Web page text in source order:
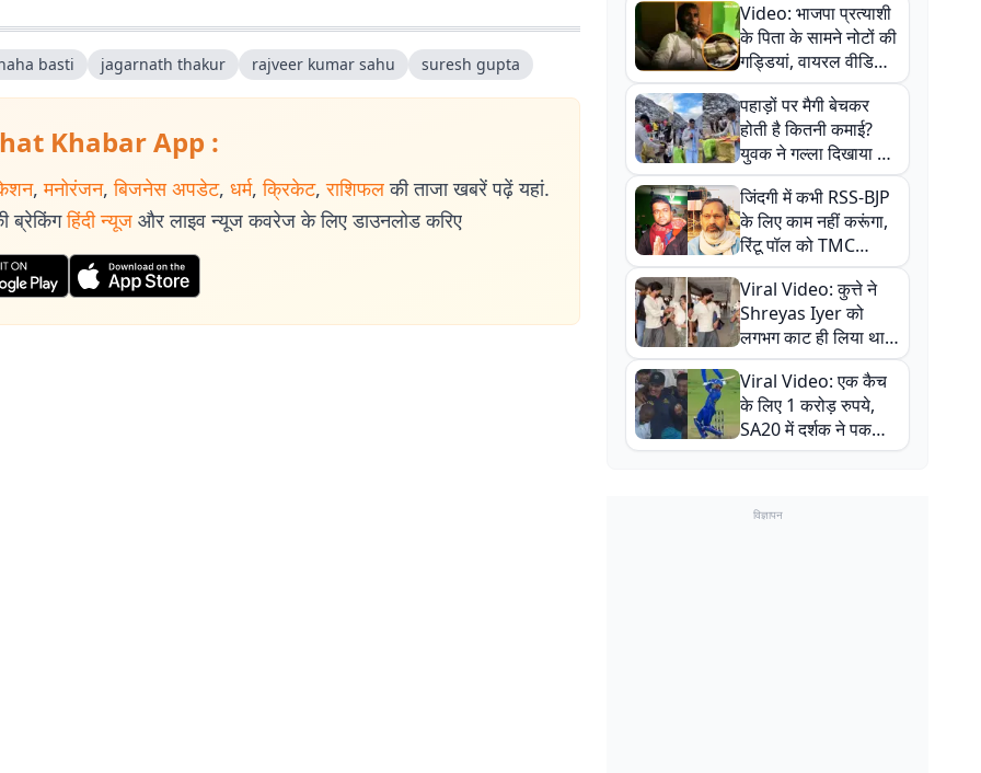
basti jagarnath thakur rajveer kumar sahu suresh gupta
Khabar App :
, मनोरंजन, बिजनेस अपडेट, धर्म, क्रिकेट, राशिफल की ताजा खबरें पढ़ें यहां.
ब्रेकिंग हिंदी न्यूज और लाइव न्यूज कवरेज के लिए डाउनलोड करिए
Video: भाजपा प्रत्याशी
के पिता के सामने नोटों की
गड्डियां, वायरल वीडियो
से राजनीति में उबाल,
अजित महतो बोले- TMC
की गंदी चाल
पहाड़ों पर मैगी बेचकर
होती है कितनी कमाई?
युवक ने गल्ला दिखाया तो
नौकरी वालों के खड़े हो गए
कान
जिंदगी में कभी RSS-BJP
के लिए काम नहीं करूंगा,
रिंटू पॉल को TMC
ऑफिस में ले जाकर पीटा,
Video वायरल
Viral Video: कुत्ते ने
Shreyas Iyer को
लगभग काट ही लिया था,
न्यूजीलैंड सीरीज से पहले
बाल-बाल बचे
Viral Video: एक कैच
के लिए 1 करोड़ रुपये,
SA20 में दर्शक ने पकड़ा
एक हाथ से गजब का कैच
विज्ञापन